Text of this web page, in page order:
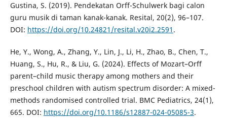
Gustina, S. (2019). Pendekatan Orff-Schulwerk bagi calon
guru musik di taman kanak-kanak. Resital, 20(2), 96–107.
DOI: https://doi.org/10.24821/resital.v20i2.2591 .
He, Y., Wong, A., Zhang, Y., Lin, J., Li, H., Zhao, B., Chen, T.,
Huang, S., Hu, R., & Liu, G. (2024). Effects of Mozart–Orff
parent–child music therapy among mothers and their
preschool children with autism spectrum disorder: A mixed-
methods randomised controlled trial. BMC Pediatrics, 24(1),
665. DOI: https://doi.org/10.1186/s12887-024-05085-3.